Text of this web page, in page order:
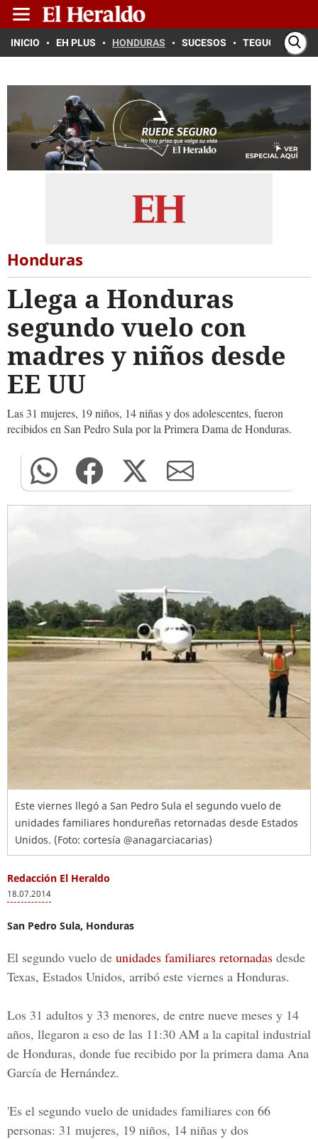
INICIO EH PLUS HONDURAS SUCESOS TEGUCIGALPA
Honduras
Llega a Honduras
segundo vuelo con
madres y niños desde
EE UU
Las 31 mujeres, 19 niños, 14 niñas y dos adolescentes, fueron
recibidos en San Pedro Sula por la Primera Dama de Honduras.
Este viernes llegó a San Pedro Sula el segundo vuelo de
unidades familiares hondureñas retornadas desde Estados
Unidos. (Foto: cortesía @anagarciacarias)
Redacción El Heraldo
18.07.2014
San Pedro Sula, Honduras
El segundo vuelo de unidades familiares retornadas desde
Texas, Estados Unidos, arribó este viernes a Honduras.
Los 31 adultos y 33 menores, de entre nueve meses y 14
años, llegaron a eso de las 11:30 AM a la capital industrial
de Honduras, donde fue recibido por la primera dama Ana
García de Hernández.
'Es el segundo vuelo de unidades familiares con 66
personas: 31 mujeres, 19 niños, 14 niñas y dos